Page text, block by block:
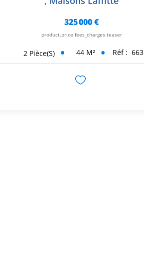
325 000 €
product.price.fees_charges.teaser
2 Pièce(s) 44 M² Réf : 663